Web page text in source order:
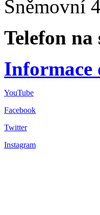
Sněmovní
Telefon
Informace
YouTube
Facebook
Twitter
Instagram